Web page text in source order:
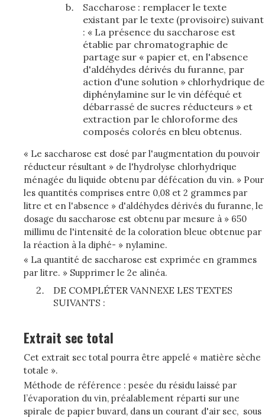
Saccharose : remplacer le texte
existant par le texte (provisoire) suivant
: « La présence du saccharose est
établie par chromatographie de
partage sur « papier et, en l'absence
d'aldéhydes dérivés du furanne, par
action d'une solution » chlorhydrique de
diphénylamine sur le vin déféqué et
débarrassé de sucres réducteurs » et
extraction par le chloroforme des
composés colorés en bleu obtenus.
« Le saccharose est dosé par l'augmentation du pouvoir
réducteur résultant » de l'hydrolyse chlorhydrique
ménagée du liquide obtenu par défécation du vin. » Pour
les quantités comprises entre 0,08 et 2 grammes par
litre et en l'absence » d'aldéhydes dérivés du furanne, le
dosage du saccharose est obtenu par mesure à » 650
millimu de l'intensité de la coloration bleue obtenue par
la réaction à la diphé- » nylamine.
« La quantité de saccharose est exprimée en grammes
par litre. » Supprimer le 2e alinéa.
DE COMPLÉTER VANNEXE LES TEXTES
SUIVANTS :
Extrait sec total
Cet extrait sec total pourra être appelé « matière sèche
totale ».
Méthode de référence : pesée du résidu laissé par
l’évaporation du vin, préalablement réparti sur une
spirale de papier buvard, dans un courant d'air sec, sous